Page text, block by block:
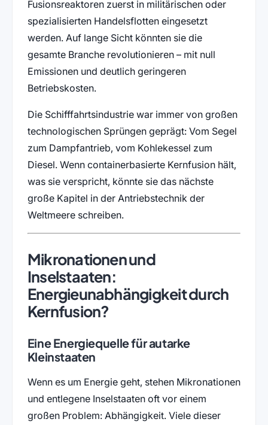
Fusionsreaktoren zuerst in militärischen oder
spezialisierten Handelsflotten eingesetzt
werden. Auf lange Sicht könnten sie die
gesamte Branche revolutionieren – mit null
Emissionen und deutlich geringeren
Betriebskosten.
Die Schifffahrtsindustrie war immer von großen
technologischen Sprüngen geprägt: Vom Segel
zum Dampfantrieb, vom Kohlekessel zum
Diesel. Wenn containerbasierte Kernfusion hält,
was sie verspricht, könnte sie das nächste
große Kapitel in der Antriebstechnik der
Weltmeere schreiben.
Mikronationen und
Inselstaaten:
Energieunabhängigkeit durch
Kernfusion?
Eine Energiequelle für autarke
Kleinstaaten
Wenn es um Energie geht, stehen Mikronationen
und entlegene Inselstaaten oft vor einem
großen Problem: Abhängigkeit. Viele dieser